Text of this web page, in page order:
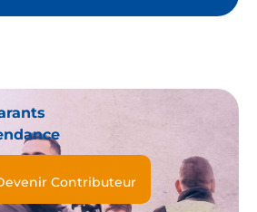
Contributeur